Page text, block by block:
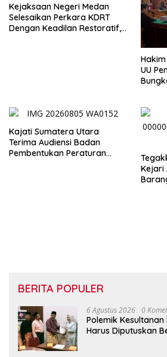
Kejaksaan Negeri Medan
Selesaikan Perkara KDRT
Dengan Keadilan Restoratif,
UU
Kajati Sumatera Utara
Terima Audiensi Badan
Pembentukan Peraturan
Kejari
BERITA POPULER
6 Agustus 2026 0
Polemik
Harus Diputuskan